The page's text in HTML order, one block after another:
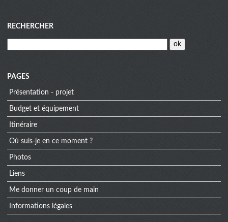
Menu
RECHERCHER
PAGES
Présentation - projet
Budget et équipement
Itinéraire
Où suis-je en ce moment ?
Photos
Liens
Me donner un coup de main
Informations légales